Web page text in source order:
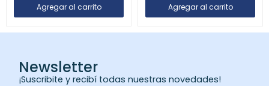
Newsletter
¡Suscribite y recibí todas nuestras novedades!